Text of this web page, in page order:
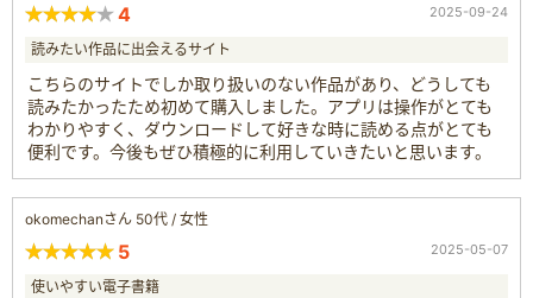
4 2025-09-24
読みたい作品に出会えるサイト
こちらのサイトでしか取り扱いのない作品があり、どうしても
読みたかったため初めて購入しました。アプリは操作がとても
わかりやすく、ダウンロードして好きな時に読める点がとても
便利です。今後もぜひ積極的に利用していきたいと思います。
okomechanさん 50代 / 女性
5 2025-05-07
使いやすい電子書籍